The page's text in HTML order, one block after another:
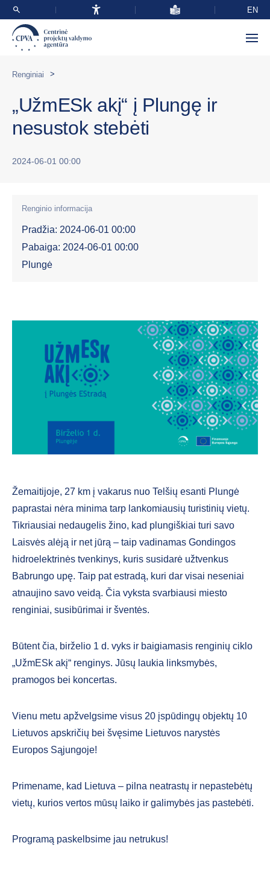
EN
Renginiai >
„UžmESk akį“ į Plungę ir
nesustok stebėti
2024-06-01 00:00
Renginio informacija
Pradžia: 2024-06-01 00:00
Pabaiga: 2024-06-01 00:00
Plungė
Žemaitijoje, 27 km į vakarus nuo Telšių esanti Plungė
paprastai nėra minima tarp lankomiausių turistinių vietų.
Tikriausiai nedaugelis žino, kad plungiškiai turi savo
Laisvės alėją ir net jūrą – taip vadinamas Gondingos
hidroelektrinės tvenkinys, kuris susidarė užtvenkus
Babrungo upę. Taip pat estradą, kuri dar visai neseniai
atnaujino savo veidą. Čia vyksta svarbiausi miesto
renginiai, susibūrimai ir šventės.
Būtent čia, birželio 1 d. vyks ir baigiamasis renginių ciklo
„UžmESk akį“ renginys. Jūsų laukia linksmybės,
pramogos bei koncertas.
Vienu metu apžvelgsime visus 20 įspūdingų objektų 10
Lietuvos apskričių bei švęsime Lietuvos narystės
Europos Sąjungoje!
Primename, kad Lietuva – pilna neatrastų ir nepastebėtų
vietų, kurios vertos mūsų laiko ir galimybės jas pastebėti.
Programą paskelbsime jau netrukus!